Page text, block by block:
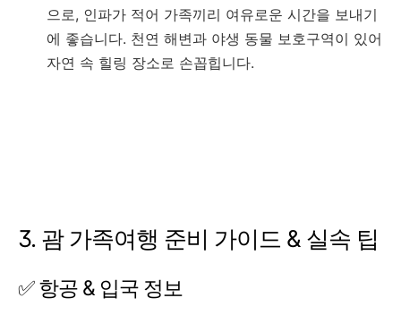
으로, 인파가 적어 가족끼리 여유로운 시간을 보내기
에 좋습니다. 천연 해변과 야생 동물 보호구역이 있어
자연 속 힐링 장소로 손꼽힙니다.
3. 괌 가족여행 준비 가이드 & 실속 팁
✅ 항공 & 입국 정보